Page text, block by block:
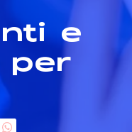
e
per